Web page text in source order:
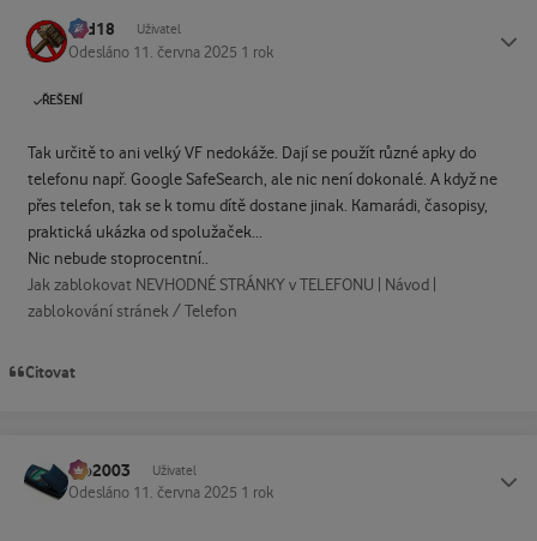
dad18 Uživatel
Odesláno 11. června 2025 1 rok
ŘEŠENÍ
Tak určitě to ani velký VF nedokáže. Dají se použít různé apky do
telefonu např. Google SafeSearch, ale nic není dokonalé. A když ne
přes telefon, tak se k tomu dítě dostane jinak. Kamarádi, časopisy,
praktická ukázka od spolužaček...
Nic nebude stoprocentní..
Jak zablokovat NEVHODNÉ STRÁNKY v TELEFONU | Návod |
zablokování stránek / Telefon
Citovat
Ivo2003 Uživatel
Odesláno 11. června 2025 1 rok